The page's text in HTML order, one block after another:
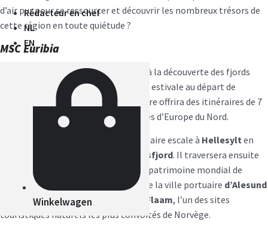
Rédacteur en chef
NL
EN
Winkelwagen
d’air pur pour se ressourcer et découvrir les nombreux trésors de
cette région en toute quiétude ?
MSC Euribia
sera entièrement dédié à la découverte des fjords
norvégiens pendant toute la période estivale au départ de
Copenhague, au Danemar
k. Le navire offrira des itinéraires de 7
nuits au cœur des plus beaux paysages d’Europe du Nord.
Il mettra le cap sur la Norvège pour faire escale à Hellesylt en
Sunnylvsfjord. Il traversera ensuite
, inscrit sur la liste du patrimoine mondial de
l’UNESCO depuis 2005, pour atteindre la ville portuaire d’Alesund
et le sublime village de pêcheurs de
Flaam, l’un des sites
touristiques naturels les plus convoités de Norvège.